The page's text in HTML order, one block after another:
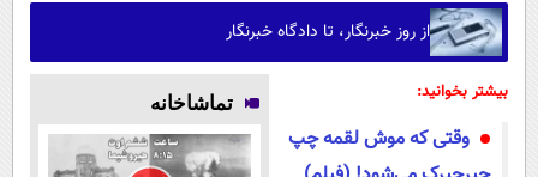
از روز خبرنگار، تا دادگاه خبرنگار
بیشتر بخوانید:
وقتی که موش لقمه چپ
تماشاخانه